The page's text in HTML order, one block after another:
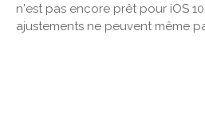
n'est pas encore prêt pour iOS
ajustements ne peuvent même